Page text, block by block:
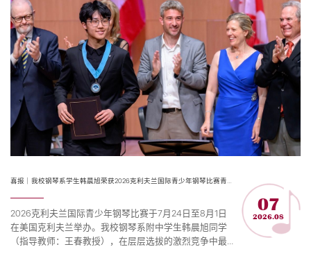
2026克利夫兰国际青少年钢琴比赛于7月24日至8月1日
在美国克利夫兰举办。我校钢琴系附中学生韩晨旭同学
（指导教师：王春教授），在层层选拔的激烈竞争中最
07
2026.08